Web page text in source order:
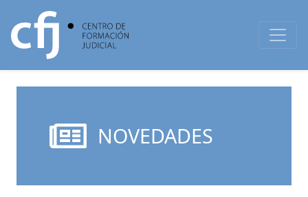
NOVEDADES